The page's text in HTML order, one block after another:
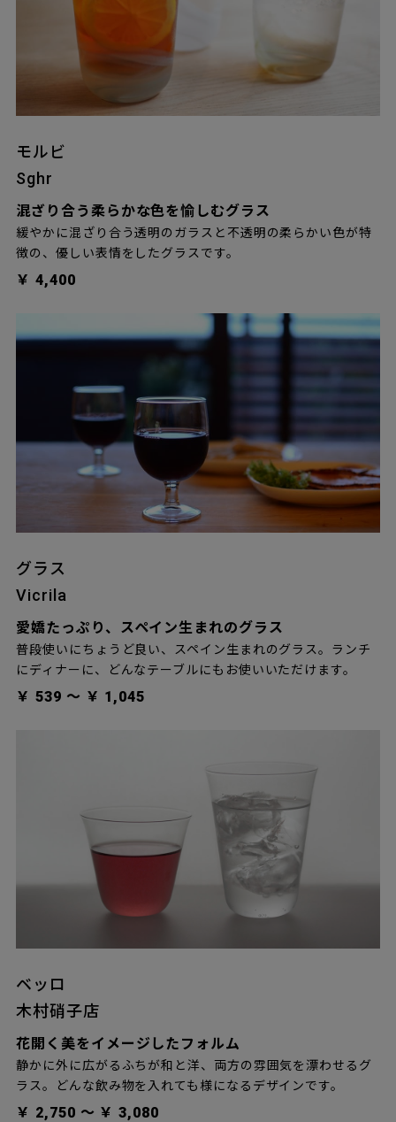
モルビ
Sghr
混ざり合う柔らかな色を愉しむグラス
緩やかに混ざり合う透明のガラスと不透明の柔らかい色が特
徴の、優しい表情をしたグラスです。
￥ 4,400
グラス
Vicrila
愛嬌たっぷり、スペイン生まれのグラス
普段使いにちょうど良い、スペイン生まれのグラス。ランチ
にディナーに、どんなテーブルにもお使いいただけます。
￥ 539 〜 ￥ 1,045
ベッロ
木村硝子店
花開く美をイメージしたフォルム
静かに外に広がるふちが和と洋、両方の雰囲気を漂わせるグ
ラス。どんな飲み物を入れても様になるデザインです。
￥ 2,750 〜 ￥ 3,080